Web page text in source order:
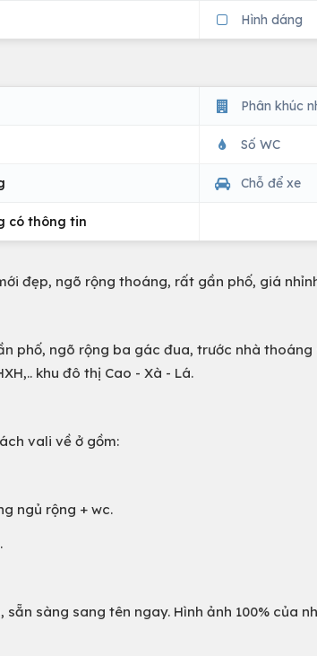
Hình dáng
Phân khúc
Số WC
Chỗ để xe
có thông tin
đẹp, ngõ rộng thoáng, rất gần phố, giá
phố, ngõ rộng ba gác đua, trước nhà
khu đô thị Cao - Xà - Lá.
vali về ở gồm:
ngủ rộng + wc.
sẵn sàng sang tên ngay. Hình ảnh 100% của